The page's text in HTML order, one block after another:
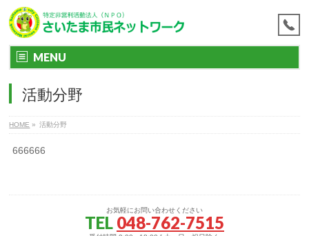
MENU
活動分野
HOME » 活動分野
666666
お気軽にお問い合わせください
TEL 048-762-7515